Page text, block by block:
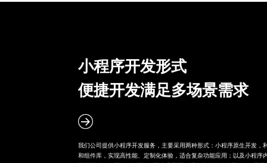
小程序开发形式
便捷开发满足多场景需求
我们公司提供小程序开发服务，主要采用两种形式：小程序原生开发，
和组件库，实现高性能、定制化体验，适合复杂功能应用；以及小程序